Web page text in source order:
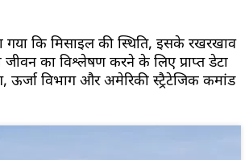
कि मिसाइल की स्थिति, इसके रखरखाव
का विश्लेषण करने के लिए प्राप्त डेटा
ऊर्जा विभाग और अमेरिकी स्ट्रैटेजिक कमांड